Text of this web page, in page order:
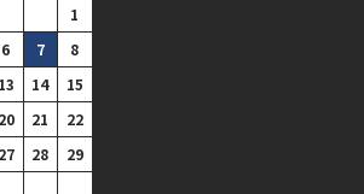
1
6 7
8
13 14
15
20 21
22
27 28
29